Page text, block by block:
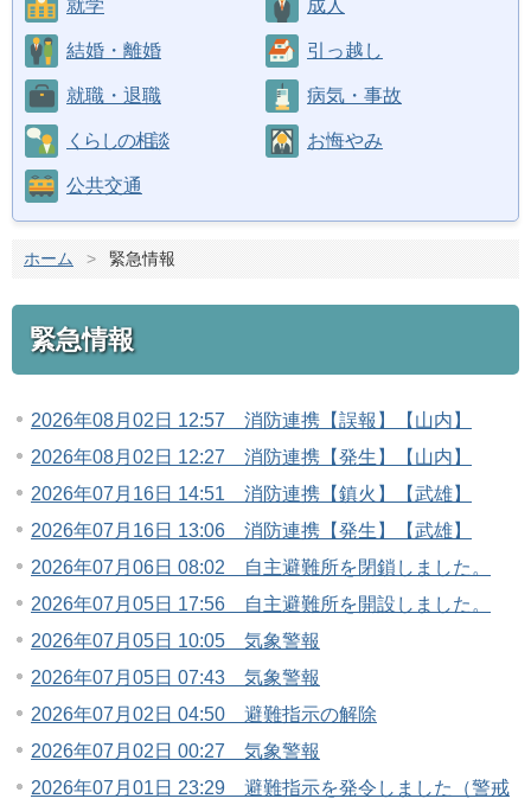
就学 成人
結婚・離婚 引っ越し
就職・退職 病気・事故
くらしの相談 お悔やみ
公共交通
ホーム > 緊急情報
緊急情報
2026年08月02日 12:57 消防連携【誤報】【山内】
2026年08月02日 12:27 消防連携【発生】【山内】
2026年07月16日 14:51 消防連携【鎮火】【武雄】
2026年07月16日 13:06 消防連携【発生】【武雄】
2026年07月06日 08:02 自主避難所を閉鎖しました。
2026年07月05日 17:56 自主避難所を開設しました。
2026年07月05日 10:05 気象警報
2026年07月05日 07:43 気象警報
2026年07月02日 04:50 避難指示の解除
2026年07月02日 00:27 気象警報
2026年07月01日 23:29 避難指示を発令しました（警戒